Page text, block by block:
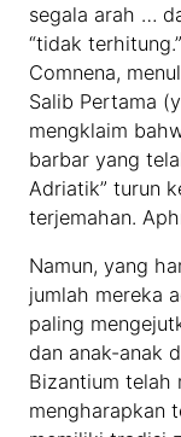
segala arah …
“tidak
Comnena,
Salib Pertama
mengklaim
barbar yang
Adriatik” turun
terjemahan.
Namun, yang
jumlah mereka
paling
dan anak-anak
Bizantium telah
mengharapkan